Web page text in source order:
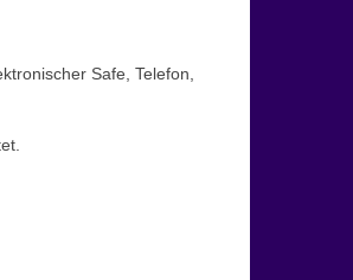
Safe, Telefon,